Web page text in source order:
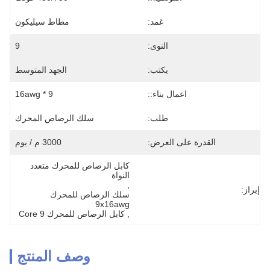
غمد: مطاط سيليكون
النوى: 9
يكتب: الجهد المتوسط
اعمال بناء:: 9 * 16awg
طلب: سلك الرصاص المحرك
القدرة على العرض: 3000 م / يوم
إبراز:
النواة
9x16awg
كابل الرصاص للمحرك 9 Core
وصف المنتج